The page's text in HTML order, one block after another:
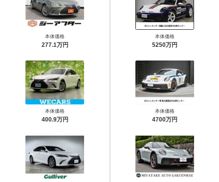
本体価格
277.1万円
本体価格
400.9万円
本体価格
5250万円
本体価格
4700万円